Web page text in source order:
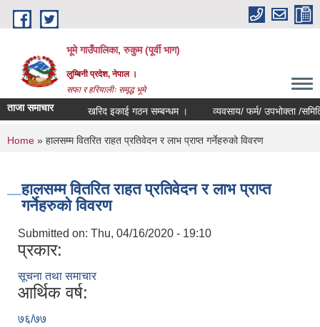
Skip to main content
भूमे गाउँपालिका, रुकुम (पूर्वी भाग)
लुम्बिनी प्रदेश, नेपाल ।
सफा र हरियालीः समृद्ध भूमे
ताजा समाचार खरिद इकाई गठन सम्बन्धम । व्यवसाय/ फर्म/ उपभोक्ता /समिति/
You are here
Home » हालसम्म वितरित राहत प्रतिवेदन र लाभ प्राप्त गर्नेहरुको विवरण
हालसम्म वितरित राहत प्रतिवेदन र लाभ प्राप्त
गर्नेहरुको विवरण
Submitted on: Thu, 04/16/2020 - 19:10
प्रकार:
सूचना तथा समाचार
आर्थिक वर्ष:
७६/७७